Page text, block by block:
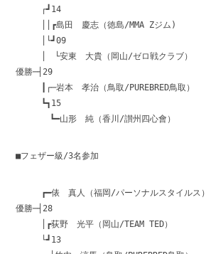
┌┛14
││┏島田 慶志（徳島/MMA Zジム)
│└┛09
│ └安東 大貴（岡山/ゼロ戦クラブ）
優勝─┤29
┃┌─岩本 孝治（鳥取/PUREBRED鳥取）
┗┓15
┗━山形 純（香川/讃州四心會）
■フェザー級/3名参加
┏━俵 真人（福岡/パーソナルスタイルス）
優勝─┤28
│┏荻野 光平（岡山/TEAM TED）
└┛13